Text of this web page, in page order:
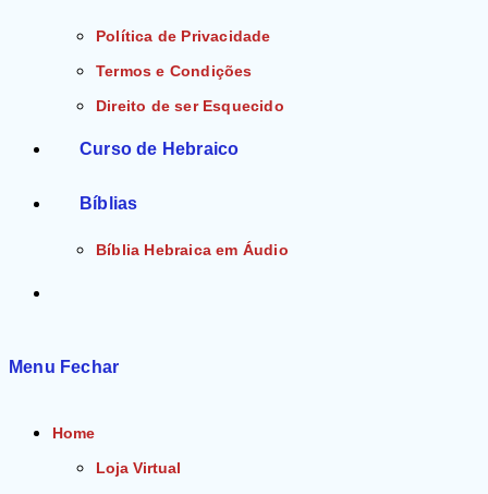
Política de Privacidade
Termos e Condições
Direito de ser Esquecido
Curso de Hebraico
Bíblias
Bíblia Hebraica em Áudio
Menu Fechar
Home
Loja Virtual